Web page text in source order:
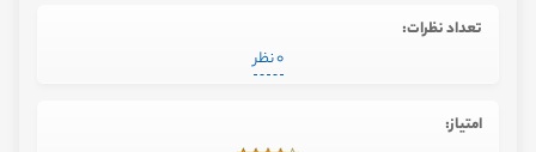
تعداد نظرات:
0 نظر
امتیاز: